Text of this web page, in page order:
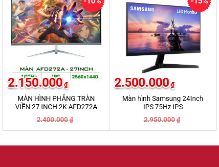
MÀN HÌNH PHẲNG TRÀN
VIỀN 27 INCH 2K AFD272A
2.400.000 ₫
là:
2.150.000 ₫
tại
2.150.000₫.
Màn hình Samsung 24Inch
IPS 75Hz IPS
2.950.000 ₫
là:
2.500.000 ₫
tại
2.500.000₫.